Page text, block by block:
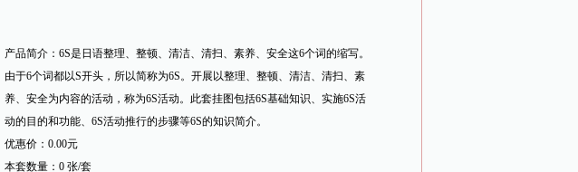
产品简介： 6S是日语整理、整顿、清洁、清扫、素养、安全这6个词的缩写。
由于6个词都以S开头，所以简称为6S。开展以整理、整顿、清洁、清扫、素
养、安全为内容的活动，称为6S活动。此套挂图包括6S基础知识、实施6S活
动的目的和功能、6S活动推行的步骤等6S的知识简介。
优惠价： 0.00元
本套数量：0 张/套